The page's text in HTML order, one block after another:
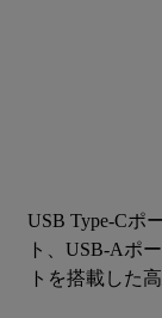
USB Type-Cポ
ト、USB-Aポ
トを搭載した